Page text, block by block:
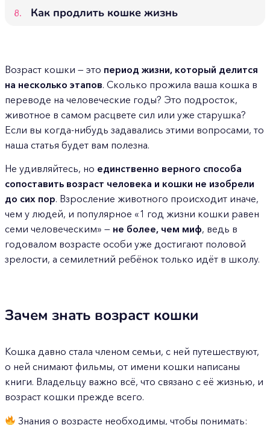
Как продлить кошке жизнь
Возраст кошки — это период жизни, который делится
на несколько этапов. Сколько прожила ваша кошка в
переводе на человеческие годы? Это подросток,
животное в самом расцвете сил или уже старушка?
Если вы когда-нибудь задавались этими вопросами, то
наша статья будет вам полезна.
Не удивляйтесь, но единственно верного способа
сопоставить возраст человека и кошки не изобрели
до сих пор. Взросление животного происходит иначе,
чем у людей, и популярное «1 год жизни кошки равен
семи человеческим» — не более, чем миф, ведь в
годовалом возрасте особи уже достигают половой
зрелости, а семилетний ребёнок только идёт в школу.
Зачем знать возраст кошки
Кошка давно стала членом семьи, с ней путешествуют,
о ней снимают фильмы, от имени кошки написаны
книги. Владельцу важно всё, что связано с её жизнью, и
возраст кошки прежде всего.
Знания о возрасте необходимы, чтобы понимать: